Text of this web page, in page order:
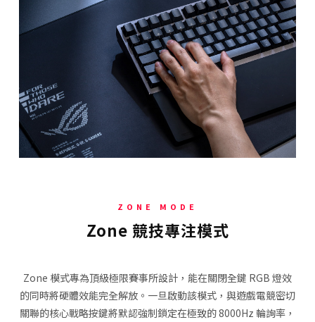
ZONE MODE
Zone 競技專注模式
Zone 模式專為頂級極限賽事所設計，能在關閉全鍵 RGB 燈效
的同時將硬體效能完全解放。一旦啟動該模式，與遊戲電競密切
關聯的核心戰略按鍵將默認強制鎖定在極致的 8000Hz 輪詢率，